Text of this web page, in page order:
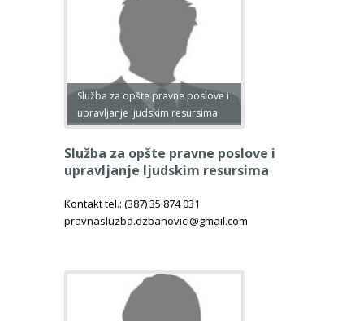
Služba za opšte pravne poslove i
upravljanje ljudskim resursima
Služba za opšte pravne poslove i
upravljanje ljudskim resursima
Kontakt tel.: (387) 35 874 031
pravnasluzba.dzbanovici@gmail.com